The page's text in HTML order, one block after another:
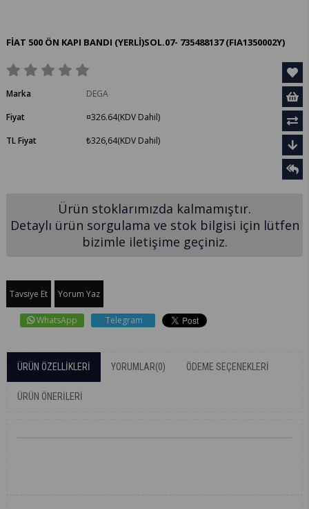
FİAT 500 ÖN KAPI BANDI (YERLİ)SOL.07- 735488137(FIA1350002Y)
Marka
DEGA
Fiyat
¤326.64(KDV Dahil)
TL Fiyat
₺326,64(KDV Dahil)
Ürün stoklarımızda kalmamıştır.
Detaylı ürün sorgulama ve stok bilgisi için lütfen
bizimle iletişime geçiniz.
Tavsiye Et Yorum Yaz
WhatsApp Telegram
ÜRÜN ÖZELLIKLERI YORUMLAR(0) ÖDEME SEÇENEKLERI
ÜRÜN ÖNERILERI